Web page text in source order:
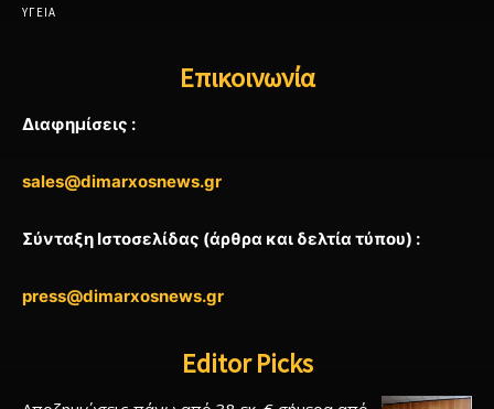
ΥΓΕΙΑ
Επικοινωνία
Διαφημίσεις :
sales@dimarxosnews.gr
Σύνταξη Ιστοσελίδας (άρθρα και δελτία τύπου) :
press@dimarxosnews.gr
Editor Picks